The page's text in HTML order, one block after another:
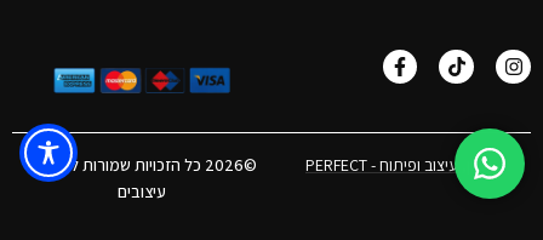
אפיון, עיצוב ופיתוח - PERFECT
©2026 כל הזכויות שמורות לטימבר
עיצובים